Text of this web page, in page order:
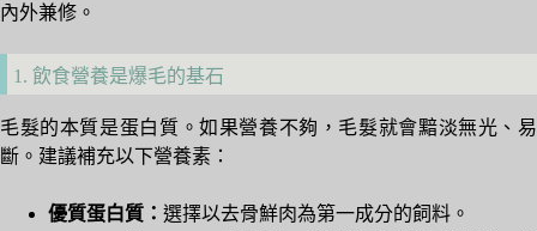
內外兼修。
1. 飲食營養是爆毛的基石
毛髮的本質是蛋白質。如果營養不夠，毛髮就會黯淡無光、易
斷。建議補充以下營養素：
優質蛋白質： 選擇以去骨鮮肉為第一成分的飼料。